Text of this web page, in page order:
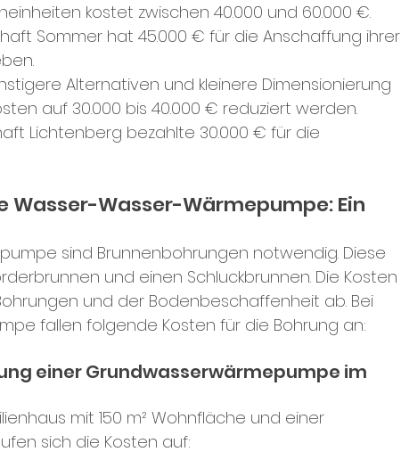
kostet zwischen 40.000 und 60.000 €.
Sommer hat 45.000 € für die Anschaffung ihrer
Alternativen und kleinere Dimensionierung
auf 30.000 bis 40.000 € reduziert werden.
Lichtenberg bezahlte 30.000 € für die
Wasser-Wasser-Wärmepumpe: Ein
sind Brunnenbohrungen notwendig. Diese
und einen Schluckbrunnen. Die Kosten
und der Bodenbeschaffenheit ab. Bei
fallen folgende Kosten für die Bohrung an:
einer Grundwasserwärmepumpe im
mit 150 m² Wohnfläche und einer
sich die Kosten auf: